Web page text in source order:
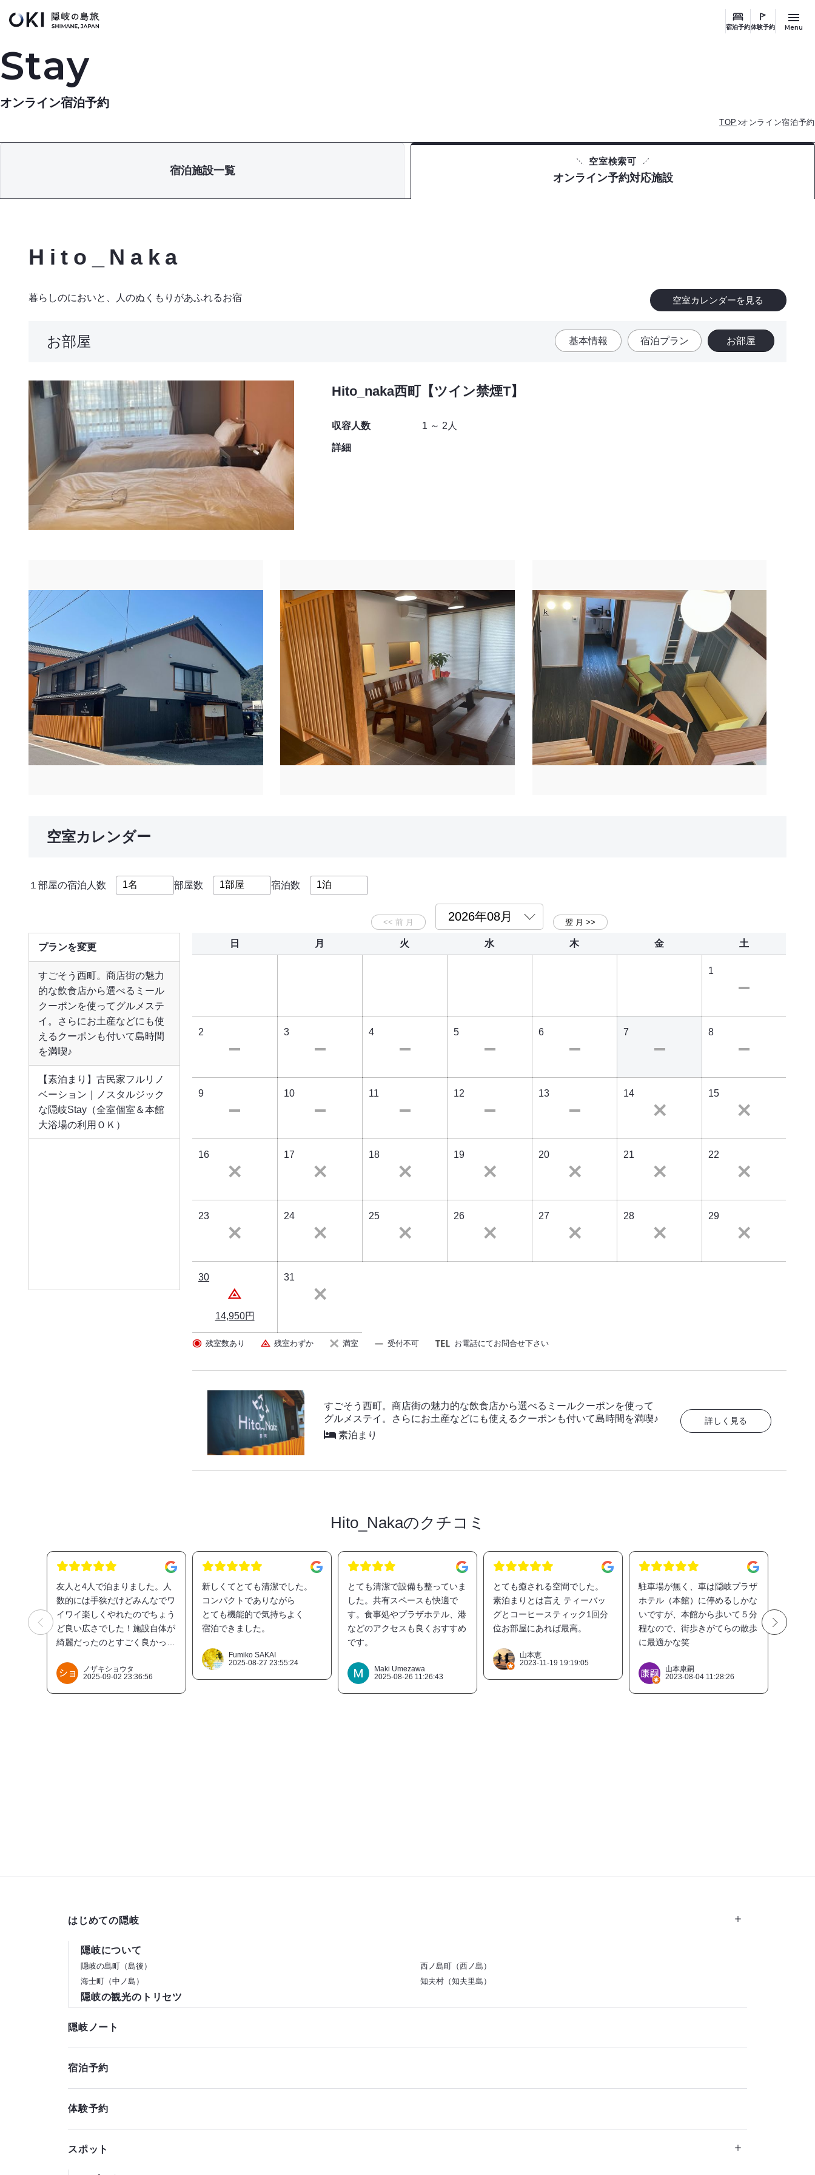
宿泊予約体験予約 Menu
Stay
オンライン宿泊予約
TOP オンライン宿泊予約
宿泊施設一覧
空室検索可
オンライン予約対応施設
Hito_Naka
暮らしのにおいと、人のぬくもりがあふれるお宿
基本情報 宿泊プラン お部屋
お部屋
空室カレンダーを見る
Hito_naka西町【ツイン禁煙T】
収容人数 1 ～ 2人
詳細
空室カレンダー
１部屋の宿泊人数 部屋数 宿泊数
プランを変更
すごそう西町。商店街の魅力
的な飲食店から選べるミール
クーポンを使ってグルメステ
イ。さらにお土産などにも使
えるクーポンも付いて島時間
を満喫♪
【素泊まり】古民家フルリノ
ベーション｜ノスタルジック
な隠岐Stay（全室個室＆本館
大浴場の利用ＯＫ）
日 月 火 水 木 金 土
1
2 3 4 5 6 7 8
9 10 11 12 13 14 15
16 17 18 19 20 21 22
23 24 25 26 27 28 29
30
14,950円
31
残室数あり 残室わずか 満室 受付不可 お電話にてお問合せ下さい
すごそう西町。商店街の魅力的な飲食店から選べるミールクーポンを使って
グルメステイ。さらにお土産などにも使えるクーポンも付いて島時間を満喫♪
素泊まり
詳しく見る
Hito_Nakaのクチコミ
友人と4人で泊まりました。人
数的には手狭だけどみんなでワ
イワイ楽しくやれたのでちょう
ど良い広さでした！施設自体が
綺麗だったのとすごく良かっ
隠岐プラザホテルのお風呂を使
えるのもめちゃくちゃ最高。海
ノザキショウタ
2025-09-02 23:36:56
新しくてとても清潔でした。
コンパクトでありながら
とても機能的で気持ちよく
宿泊できました。
Fumiko SAKAI
2025-08-27 23:55:24
とても清潔で設備も整っていま
した。共有スペースも快適で
す。食事処やプラザホテル、港
などのアクセスも良くおすすめ
です。
Maki Umezawa
2025-08-26 11:26:43
とても癒される空間でした。
素泊まりとは言え ティーバッ
グとコーヒースティック1回分
位お部屋にあれば最高。
山本恵
2023-11-19 19:19:05
駐車場が無く、車は隠岐プラザ
ホテル（本館）に停めるしかな
いですが、本館から歩いて５分
程なので、街歩きがてらの散歩
に最適かな笑
山本康嗣
2023-08-04 11:28:26
た。部
イレは
はじめての隠岐
隠岐について
隠岐の島町（島後）
西ノ島町（西ノ島）
海士町（中ノ島）
知夫村（知夫里島）
隠岐の観光のトリセツ
隠岐ノート
宿泊予約
体験予約
スポット